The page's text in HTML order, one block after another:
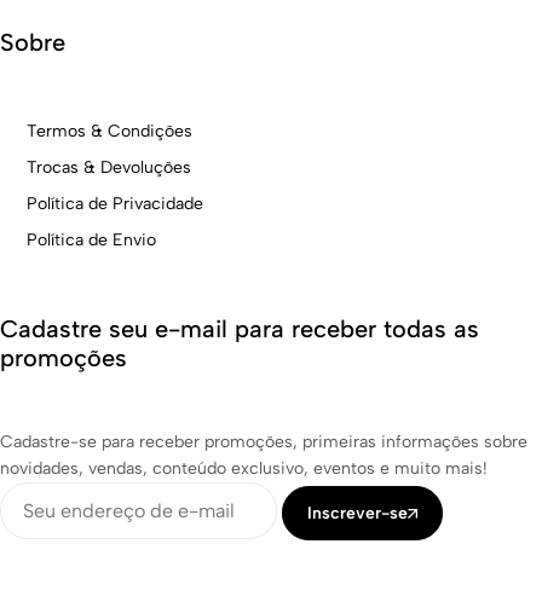
Sobre
Termos & Condições
Trocas & Devoluções
Política de Privacidade
Política de Envio
Cadastre seu e-mail para receber todas as
promoções
Cadastre-se para receber promoções, primeiras informações sobre
novidades, vendas, conteúdo exclusivo, eventos e muito mais!
Inscrever-se